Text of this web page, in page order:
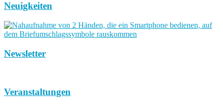
Neuigkeiten
Newsletter
Veranstaltungen